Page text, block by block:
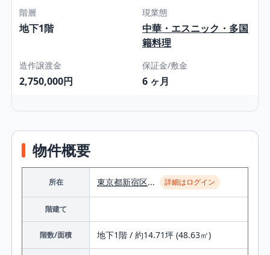
階層
地下1階
現業態
中華・エスニック・多国
籍料理
造作譲渡金
2,750,000円
保証金/敷金
6 ヶ月
物件概要
所在 東京都新宿区... 詳細はログイン
階建て
階数/面積 地下1階 / 約14.71坪 (48.63㎡)